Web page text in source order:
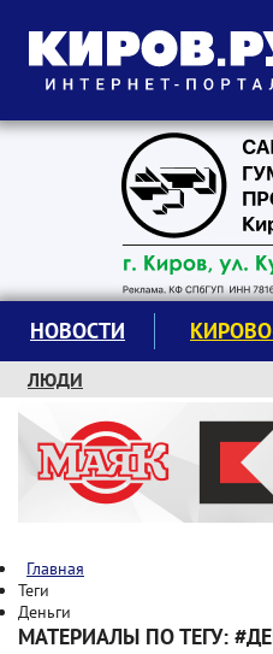
Следите за новостями:
НОВОСТИ
ЛЮДИ
КРУЖКИ И СЕКЦИИ
ЗАВОДУ "МАЯК" 85 ЛЕТ
ЭКОЛОГИЯ
Главная
Теги
Деньги
МАТЕРИАЛЫ ПО ТЕГУ: